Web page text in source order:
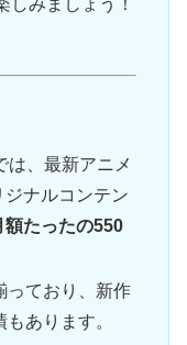
しみましょう！
は、最新アニメ
ナルコンテン
額たったの550
っており、新作
あります。